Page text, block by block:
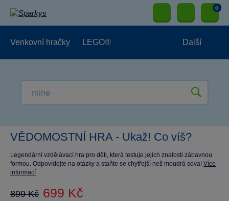
0
Venkovní hračky LEGO® Další
VĚDOMOSTNÍ HRA - Ukaž! Co víš?
Legendární vzdělávací hra pro děti, která testuje jejich znalosti zábavnou
formou. Odpovídejte na otázky a staňte se chytřejší než moudrá sova! Více
informací
899 Kč 699 Kč